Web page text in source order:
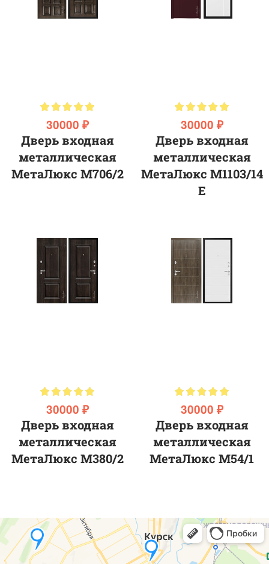
30000 ₽
Дверь входная
металлическая
МетаЛюкс M706/2
30000 ₽
Дверь входная
металлическая
МетаЛюкс М1103/14
E
30000 ₽
Дверь входная
металлическая
МетаЛюкс М380/2
30000 ₽
Дверь входная
металлическая
МетаЛюкс M54/1